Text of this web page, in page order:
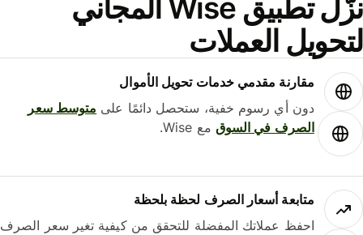
نزّل تطبيق Wise المجاني
لتحويل العملات
مقارنة مقدمي خدمات تحويل الأموال
دون أي رسوم خفية، ستحصل دائمًا على متوسط ​​سعر
الصرف في السوق مع Wise.
متابعة أسعار الصرف لحظة بلحظة
احفظ عملاتك المفضلة للتحقق من كيفية تغير سعر الصرف